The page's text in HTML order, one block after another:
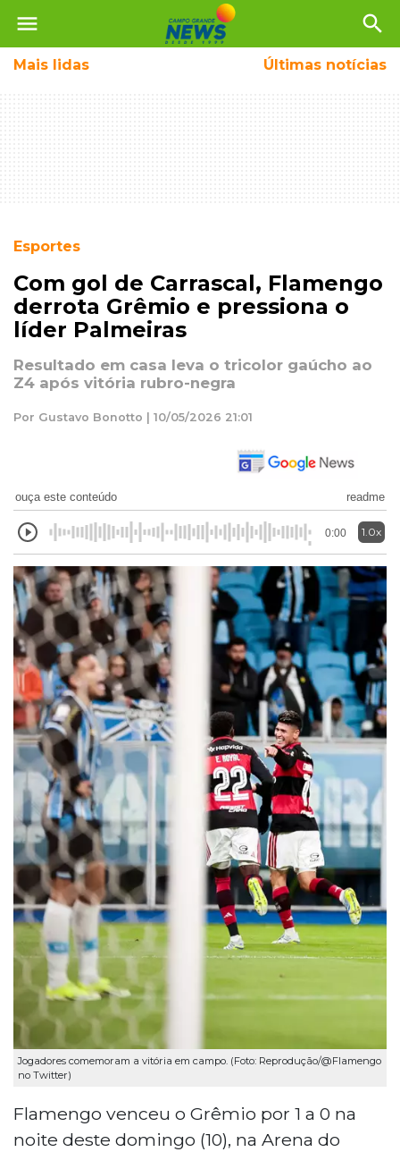
menu search
Mais lidas Últimas notícias
Esportes
Com gol de Carrascal, Flamengo
derrota Grêmio e pressiona o
líder Palmeiras
Resultado em casa leva o tricolor gaúcho ao
Z4 após vitória rubro-negra
Por Gustavo Bonotto | 10/05/2026 21:01
ouça este conteúdo readme
0:00 1.0x
Jogadores comemoram a vitória em campo. (Foto: Reprodução/@Flamengo
no Twitter)
Flamengo venceu o Grêmio por 1 a 0 na
noite deste domingo (10), na Arena do